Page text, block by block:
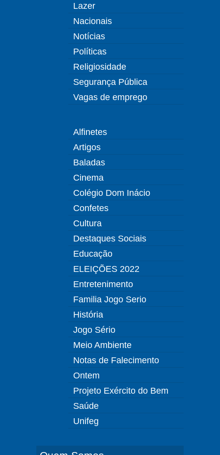
Lazer
Nacionais
Notícias
Políticas
Religiosidade
Segurança Pública
Vagas de emprego
Alfinetes
Artigos
Baladas
Cinema
Colégio Dom Inácio
Confetes
Cultura
Destaques Sociais
Educação
ELEIÇÕES 2022
Entretenimento
Familia Jogo Serio
História
Jogo Sério
Meio Ambiente
Notas de Falecimento
Ontem
Projeto Exército do Bem
Saúde
Unifeg